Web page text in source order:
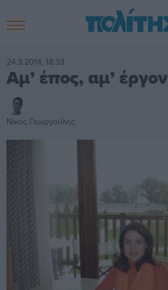
24.3.2014, 18:33
Αμ’ έπος, αμ’ έργον
Νίκος Γεωργούλης